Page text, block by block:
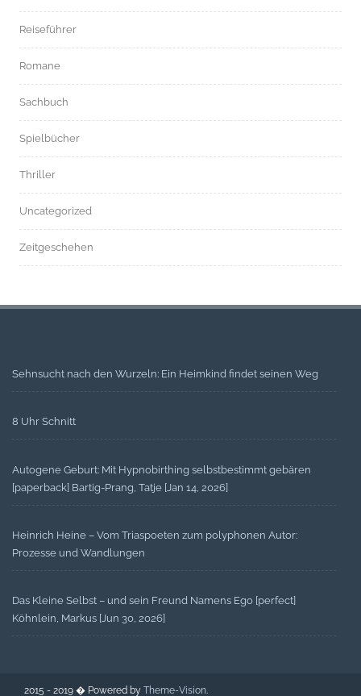
Reiseführer
Romane
Sachbuch
Spielbücher
Thriller
Uncategorized
Zeitgeschehen
Sehnsucht nach den Wurzeln: Ein Heimkind findet seinen Weg
8 Uhr Schnitt
Autogene Geburt: Mit Hypnobirthing selbstbestimmt gebären
[paperback] Bartig-Prang, Tatje [Jan 14, 2026]
Heinrich Heine – Vom Triaspoeten zum polyphonen Autor:
Prozesse und Wandlungen
Das Kleine Selbst – und sein Freund Namens Ego [perfect]
Köhnlein, Markus [Jun 30, 2026]
2015 - 2019 � Powered by Theme-Vision.